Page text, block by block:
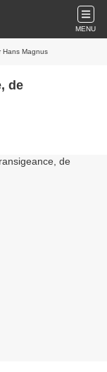
MENU
Hans Magnus
de